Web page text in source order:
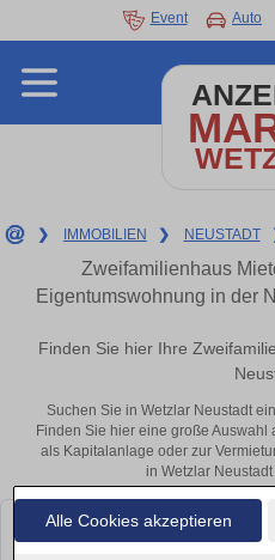
Alle Cookies akzeptieren
Event Auto
❯ IMMOBILIEN ❯ NEUSTADT
Zweifamilienhaus
Eigentumswohnung in der
Finden Sie hier Ihre
Suchen Sie in Wetzlar Neustadt
Finden Sie hier eine große
als Kapitalanlage oder zur
in Wetzlar
Leider konnten wir derzeit keine
bald wieder vorbei!